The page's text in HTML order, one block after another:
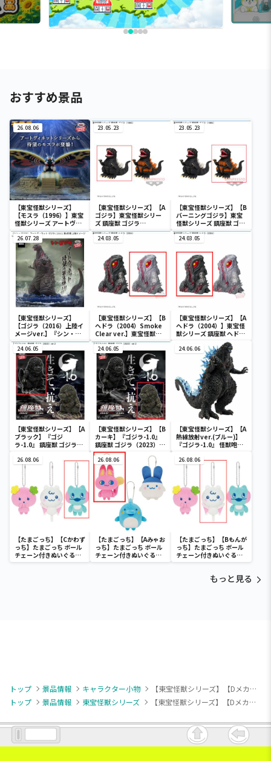
おすすめ景品
26.08.06
【東宝怪獣シリーズ】
【モスラ（1996）】東宝
怪獣シリーズ アートヴィ
ネット モスラ（1996）
23.05.23
【東宝怪獣シリーズ】【A
ゴジラ】東宝怪獣シリー
ズ 鎮座獣 ゴジラ
（1995）
23.05.23
【東宝怪獣シリーズ】【B
バーニングゴジラ】東宝
怪獣シリーズ 鎮座獣 ゴジ
ラ（1995）
26.07.28
【東宝怪獣シリーズ】
【ゴジラ（2016）上陸イ
メージver.】『シン・ゴ
ジラ』 アートヴィネット
ゴジラ（2016）第4形態
上陸イメージver.
24.03.05
【東宝怪獣シリーズ】【B
ヘドラ（2004）Smoke
Clear ver.】東宝怪獣シ
リーズ 鎮座獣 ヘドラ
（2004）
24.03.05
【東宝怪獣シリーズ】【A
ヘドラ（2004）】東宝怪
獣シリーズ 鎮座獣 ヘドラ
24.06.05
【東宝怪獣シリーズ】【A
ブラック】『ゴジ
ラ-1.0』 鎮座獣 ゴジラ
24.06.05
【東宝怪獣シリーズ】【B
カーキ】『ゴジラ-1.0』
鎮座獣 ゴジラ（2023）
ver.2
24.06.06
【東宝怪獣シリーズ】【A
熱線放射ver.(ブルー)】
『ゴジラ-1.0』 怪獣咆哮
26.08.06
【たまごっち】【Cかわず
っち】たまごっち ボール
チェーン付きぬいぐるみ
～Tamagotchi
26.08.06
【たまごっち】【Aみゃお
っち】たまごっち ボール
チェーン付きぬいぐるみ
～Tamagotchi
26.08.06
【たまごっち】【Bもんが
っち】たまごっち ボール
チェーン付きぬいぐるみ
～Tamagotchi
もっと見る
トップ 景品情報 キャラクター小物
【東宝怪獣シリーズ】【Dメカゴジラ（1993）】東宝怪獣シリーズ ゴジラミニソフビクロニクルvol.1
トップ
景品情報 東宝怪獣シリーズ 【東宝怪獣シリーズ】【Dメカゴジラ（1993）】東宝怪獣シリーズ ゴジラミニソフビクロニクルvol.1